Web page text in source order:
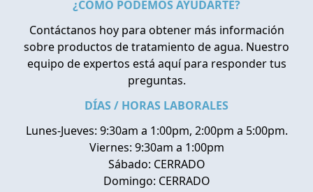
¿CÓMO PODEMOS AYUDARTE?
Contáctanos hoy para obtener más información
sobre productos de tratamiento de agua. Nuestro
equipo de expertos está aquí para responder tus
preguntas.
DÍAS / HORAS LABORALES
Lunes-Jueves: 9:30am a 1:00pm, 2:00pm a 5:00pm.
Viernes: 9:30am a 1:00pm
Sábado: CERRADO
Domingo: CERRADO